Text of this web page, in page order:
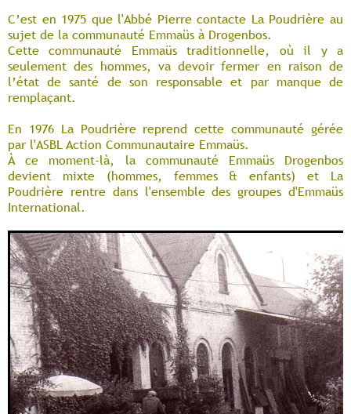
C’est en 1975 que l'Abbé Pierre contacte La Poudrière au
sujet de la communauté Emmaüs à Drogenbos.
Cette communauté Emmaüs traditionnelle, où il y a
seulement des hommes, va devoir fermer en raison de
l’état de santé de son responsable et par manque de
remplaçant.
En 1976 La Poudrière reprend cette communauté gérée
par l'ASBL Action Communautaire Emmaüs.
À ce moment-là, la communauté Emmaüs Drogenbos
devient mixte (hommes, femmes & enfants) et La
Poudrière rentre dans l'ensemble des groupes d'Emmaüs
International.